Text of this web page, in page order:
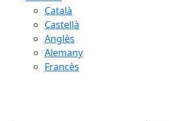
Català
Castellà
Anglès
Alemany
Francès